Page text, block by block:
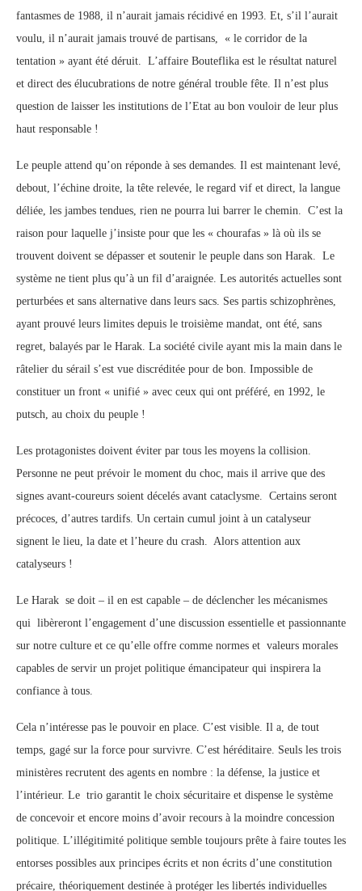
fantasmes de 1988, il n’aurait jamais récidivé en 1993. Et, s’il l’aurait
voulu, il n’aurait jamais trouvé de partisans, « le corridor de la
tentation » ayant été déruit. L’affaire Bouteflika est le résultat naturel
et direct des élucubrations de notre général trouble fête. Il n’est plus
question de laisser les institutions de l’Etat au bon vouloir de leur plus
haut responsable !
Le peuple attend qu’on réponde à ses demandes. Il est maintenant levé,
debout, l’échine droite, la tête relevée, le regard vif et direct, la langue
déliée, les jambes tendues, rien ne pourra lui barrer le chemin. C’est la
raison pour laquelle j’insiste pour que les « chourafas » là où ils se
trouvent doivent se dépasser et soutenir le peuple dans son Harak. Le
système ne tient plus qu’à un fil d’araignée. Les autorités actuelles sont
perturbées et sans alternative dans leurs sacs. Ses partis schizophrènes,
ayant prouvé leurs limites depuis le troisième mandat, ont été, sans
regret, balayés par le Harak. La société civile ayant mis la main dans le
râtelier du sérail s’est vue discréditée pour de bon. Impossible de
constituer un front « unifié » avec ceux qui ont préféré, en 1992, le
putsch, au choix du peuple !
Les protagonistes doivent éviter par tous les moyens la collision.
Personne ne peut prévoir le moment du choc, mais il arrive que des
signes avant-coureurs soient décelés avant cataclysme. Certains seront
précoces, d’autres tardifs. Un certain cumul joint à un catalyseur
signent le lieu, la date et l’heure du crash. Alors attention aux
catalyseurs !
Le Harak se doit – il en est capable – de déclencher les mécanismes
qui libèreront l’engagement d’une discussion essentielle et passionnante
sur notre culture et ce qu’elle offre comme normes et valeurs morales
capables de servir un projet politique émancipateur qui inspirera la
confiance à tous.
Cela n’intéresse pas le pouvoir en place. C’est visible. Il a, de tout
temps, gagé sur la force pour survivre. C’est héréditaire. Seuls les trois
ministères recrutent des agents en nombre : la défense, la justice et
l’intérieur. Le trio garantit le choix sécuritaire et dispense le système
de concevoir et encore moins d’avoir recours à la moindre concession
politique. L’illégitimité politique semble toujours prête à faire toutes les
entorses possibles aux principes écrits et non écrits d’une constitution
précaire, théoriquement destinée à protéger les libertés individuelles